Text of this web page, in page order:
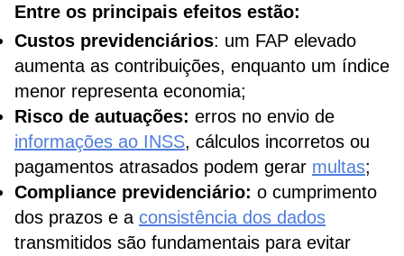
Entre os principais efeitos estão:
Custos previdenciários: um FAP elevado
aumenta as contribuições, enquanto um índice
menor representa economia;
Risco de autuações: erros no envio de
informações ao INSS, cálculos incorretos ou
pagamentos atrasados podem gerar multas;
Compliance previdenciário: o cumprimento
dos prazos e a consistência dos dados
transmitidos são fundamentais para evitar